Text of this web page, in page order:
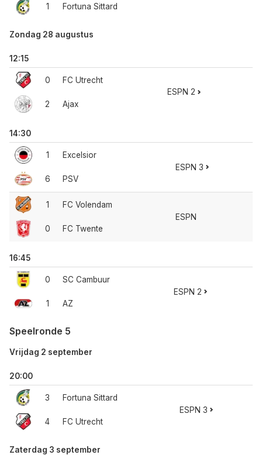
1 Fortuna Sittard
Zondag 28 augustus
12:15
0
2
FC Utrecht
Ajax
ESPN 2
14:30
1
6
Excelsior
PSV
ESPN 3
1
0
FC Volendam
FC Twente
ESPN
16:45
0
1
SC Cambuur
AZ
ESPN 2
Speelronde 5
Vrijdag 2 september
20:00
3
4
Fortuna Sittard
FC Utrecht
ESPN 3
Zaterdag 3 september